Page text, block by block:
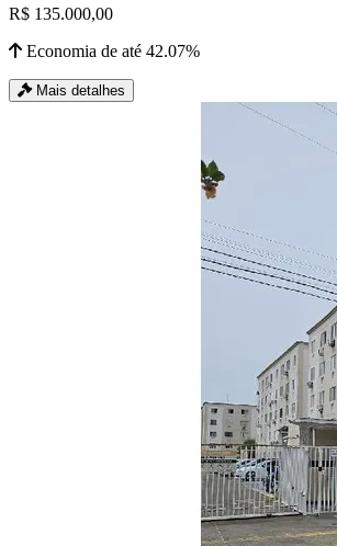
R$ 135.000,00
Economia de até 42.07%
Mais detalhes